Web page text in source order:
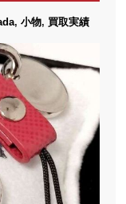
, 小物, 買取実績